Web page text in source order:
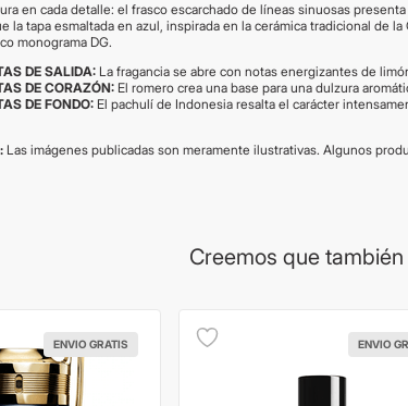
en cada detalle: el frasco escarchado de líneas sinuosas
la tapa esmaltada en azul, inspirada en la cerámica tradicional de
monograma DG.
DE SALIDA: La fragancia se abre con notas energizantes de
DE CORAZÓN: El romero crea una base para una dulzura
DE FONDO: El pachulí de Indonesia resalta el carácter
Las imágenes publicadas son meramente ilustrativas. Algunos
Creemos que
ENVIO GRATIS ENVIO